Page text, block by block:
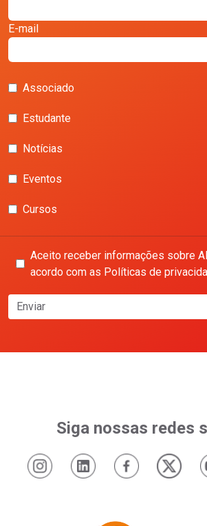
E-mail
Associado
Estudante
Notícias
Eventos
Cursos
Aceito receber informações sobre
acordo com as Políticas de
Enviar
Siga nossas redes